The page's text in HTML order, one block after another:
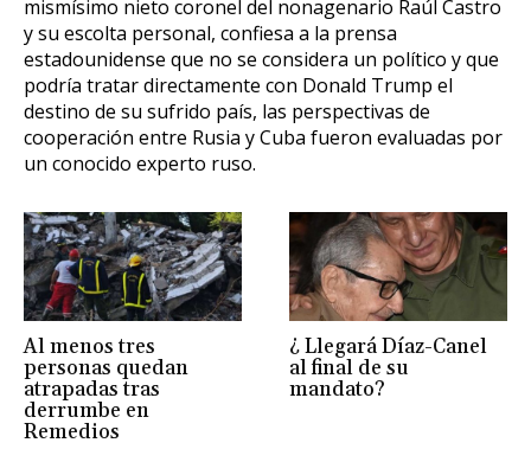
mismísimo nieto coronel del nonagenario Raúl Castro
y su escolta personal, confiesa a la prensa
estadounidense que no se considera un político y que
podría tratar directamente con Donald Trump el
destino de su sufrido país, las perspectivas de
cooperación entre Rusia y Cuba fueron evaluadas por
un conocido experto ruso.
Al menos tres
personas quedan
atrapadas tras
derrumbe en
Remedios
¿ Llegará Díaz-Canel
al final de su
mandato?